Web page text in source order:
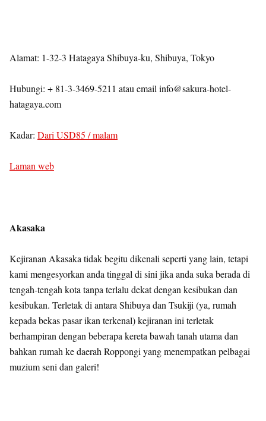
Alamat: 1-32-3 Hatagaya Shibuya-ku, Shibuya, Tokyo
Hubungi: + 81-3-3469-5211 atau email info@sakura-hotel-
hatagaya.com
Kadar: Dari USD85 / malam
Laman web
Akasaka
Kejiranan Akasaka tidak begitu dikenali seperti yang lain, tetapi
kami mengesyorkan anda tinggal di sini jika anda suka berada di
tengah-tengah kota tanpa terlalu dekat dengan kesibukan dan
kesibukan. Terletak di antara Shibuya dan Tsukiji (ya, rumah
kepada bekas pasar ikan terkenal) kejiranan ini terletak
berhampiran dengan beberapa kereta bawah tanah utama dan
bahkan rumah ke daerah Roppongi yang menempatkan pelbagai
muzium seni dan galeri!